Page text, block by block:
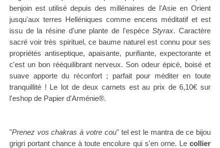
benjoin est utilisé depuis des millénaires de l'Asie en Orient
jusqu'aux terres Helléniques comme encens méditatif et est
issu de la résine d'une plante de l'espèceStyrax. Caractère
sacré voir très spirituel, ce baume naturel est connu pour ses
propriétés antiseptique, apaisante, purifiante, expectorante et
c'est un bon rééquilibrant nerveux. Son odeur épicé, boisé et
suave apporte du réconfort ; parfait pour méditer en toute
tranquillité ! Le lot de deux carnets est au prix de 6,10€ sur
l'eshop de Papier d'Arménie®.
"Prenez vos chakras à votre cou" tel est le mantra de ce bijou
grigri portant chance à toute encolure qui s'en orne. Lecollier